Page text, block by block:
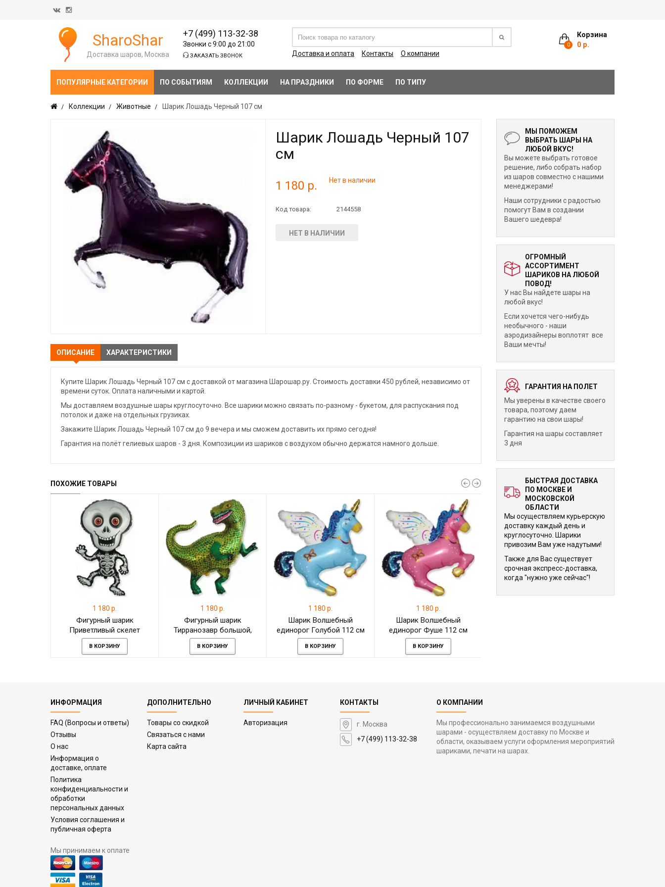
Корзина
0 0 р.
SharoShar
Доставка шаров, Москва
+7 (499) 113-32-38
Звонки с 9:00 до 21:00
ЗАКАЗАТЬ ЗВОНОК Доставка и оплата Контакты О компании
ПОПУЛЯРНЫЕ КАТЕГОРИИ ПО СОБЫТИЯМ КОЛЛЕКЦИИ НА ПРАЗДНИКИ ПО ФОРМЕ ПО ТИПУ
Коллекции Животные Шарик Лошадь Черный 107 см
Шарик Лошадь Черный 107
см
1 180 р. Нет в наличии
Код товара: 2144558
НЕТ В НАЛИЧИИ
ОПИСАНИЕ ХАРАКТЕРИСТИКИ
Купите Шарик Лошадь Черный 107 см с доставкой от магазина Шарошар.ру. Стоимость доставки 450 рублей, независимо от
времени суток. Оплата наличными и картой.
Мы доставляем воздушные шары круглосуточно. Все шарики можно связать по-разному - букетом, для распускания под
потолок и даже на отдельных грузиках.
Закажите Шарик Лошадь Черный 107 см до 9 вечера и мы сможем доставить их прямо сегодня!
Гарантия на полёт гелиевых шаров - 3 дня. Композиции из шариков с воздухом обычно держатся намного дольше.
ПОХОЖИЕ ТОВАРЫ
1 180 р.
Фигурный шарик
Приветливый скелет
В КОРЗИНУ
1 180 р.
Фигурный шарик
Тирранозавр большой,
зеленого цвета
В КОРЗИНУ
1 180 р.
Шарик Волшебный
единорог Голубой 112 см
В КОРЗИНУ
1 180 р.
Шарик Волшебный
единорог Фуше 112 см
В КОРЗИНУ
МЫ ПОМОЖЕМ
ВЫБРАТЬ ШАРЫ НА
ЛЮБОЙ ВКУС!
Вы можете выбрать готовое
решение, либо собрать набор
из шаров совместно с нашими
менеджерами!
Наши сотрудники с радостью
помогут Вам в создании
Вашего шедевра!
ОГРОМНЫЙ
АССОРТИМЕНТ
ШАРИКОВ НА ЛЮБОЙ
ПОВОД!
У нас Вы найдете шары на
любой вкус!
Если хочется чего-нибудь
необычного - наши
аэродизайнеры воплотят все
Ваши мечты!
ГАРАНТИЯ НА ПОЛЕТ
Мы уверены в качестве своего
товара, поэтому даем
гарантию на свои шары!
Гарантия на шары составляет
3 дня
БЫСТРАЯ ДОСТАВКА
ПО МОСКВЕ И
МОСКОВСКОЙ
ОБЛАСТИ
Мы осуществляем курьерскую
доставку каждый день и
круглосуточно. Шарики
привозим Вам уже надутыми!
Также для Вас существует
срочная экспресс-доставка,
когда "нужно уже сейчас"!
ИНФОРМАЦИЯ
FAQ (Вопросы и ответы)
Отзывы
О нас
Информация о
доставке, оплате
Политика
конфиденциальности и
обработки
персональных данных
Условия соглашения и
публичная оферта
Мы принимаем к оплате
ДОПОЛНИТЕЛЬНО
Товары со скидкой
Связаться с нами
Карта сайта
ЛИЧНЫЙ КАБИНЕТ
Авторизация
КОНТАКТЫ
г. Москва
+7 (499) 113-32-38
О КОМПАНИИ
Мы профессионально занимаемся воздушными
шарами - осуществляем доставку по Москве и
области, оказываем услуги оформления мероприятий
шариками, печати на шарах.